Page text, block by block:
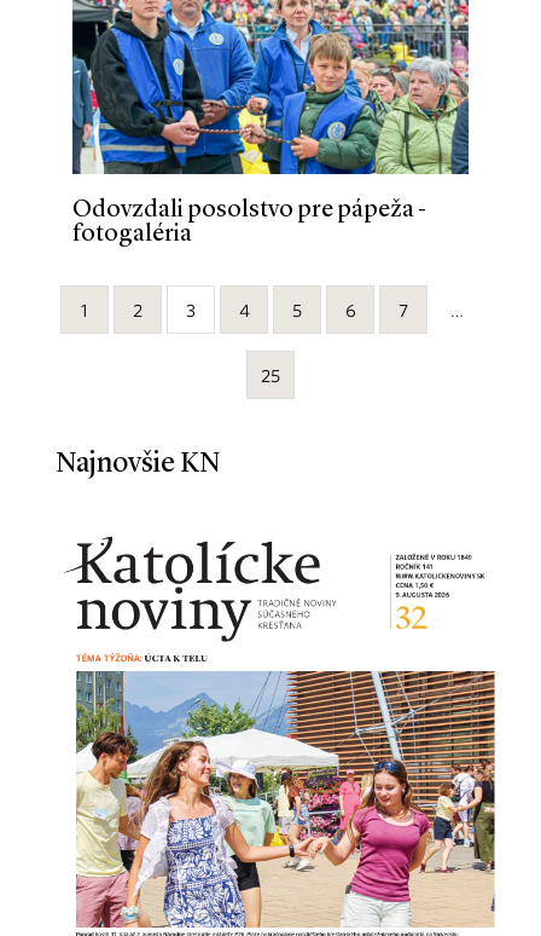
Odovzdali posolstvo pre pápeža -
fotogaléria
1 2 3 4 5 6 7 …
25
Najnovšie KN